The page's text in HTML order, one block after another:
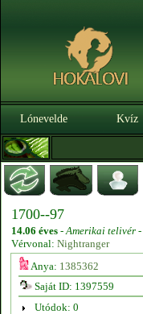
Lónevelde Kvíz
1700--97
14.06 éves -Amerikai telivér -
Vérvonal: Nightranger
Anya: 1385362
Saját ID: 1397559
Utódok: 0